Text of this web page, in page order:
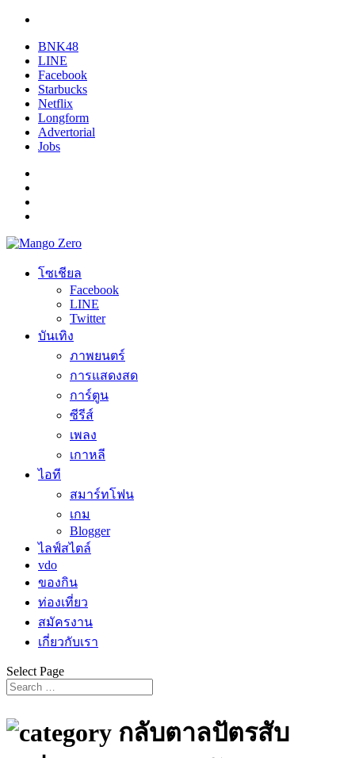
BNK48
LINE
Facebook
Starbucks
Netflix
Longform
Advertorial
Jobs
โซเชียล
Facebook
LINE
Twitter
บันเทิง
ภาพยนตร์
การแสดงสด
การ์ตูน
ซีรีส์
เพลง
เกาหลี
ไอที
สมาร์ทโฟน
เกม
Blogger
ไลฟ์สไตล์
vdo
ของกิน
ท่องเที่ยว
สมัครงาน
เกี่ยวกับเรา
Select Page
กลับตาลปัตรสับ